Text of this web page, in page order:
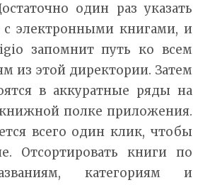
один раз указать
электронными книгами, и
запомнит путь ко всем
из этой директории. Затем
в аккуратные ряды на
полке приложения.
всего один клик, чтобы
Отсортировать книги по
категориям и